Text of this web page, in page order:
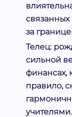
за
Телец:
сильной
финансах,
правило,